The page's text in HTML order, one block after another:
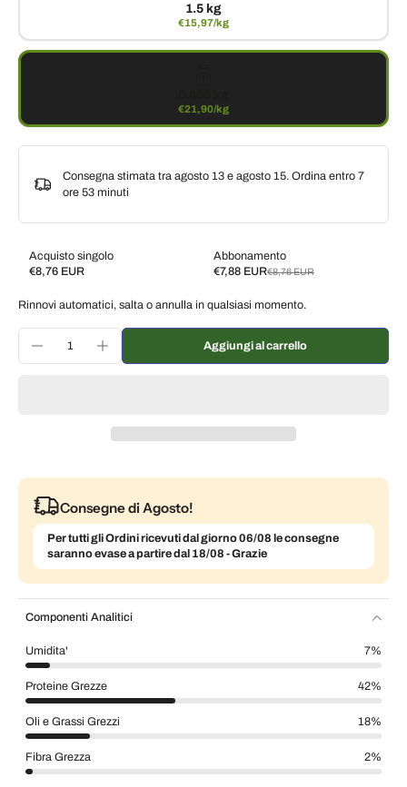
1.5 kg
€15,97/kg
€21,90/kg
Consegna stimata tra agosto 13 e agosto 15. Ordina entro 7
ore 53 minuti
Acquisto singolo
€8,76 EUR
Abbonamento
€7,88 EUR€8,76 EUR
Subscribe and save
Consegna ogni 3 settimane, 7% di sconto
Consegna ogni mese, 5% di sconto
€8,32 EUR
Rinnovi automatici, salta o annulla in qualsiasi momento.
Aggiungi al carrello
Consegne di Agosto!
Per tutti gli Ordini ricevuti dal giorno 06/08 le consegne
saranno evase a partire dal 18/08 - Grazie
Componenti Analitici
Umidita' 7%
Proteine Grezze 42%
Oli e Grassi Grezzi 18%
Fibra Grezza 2%